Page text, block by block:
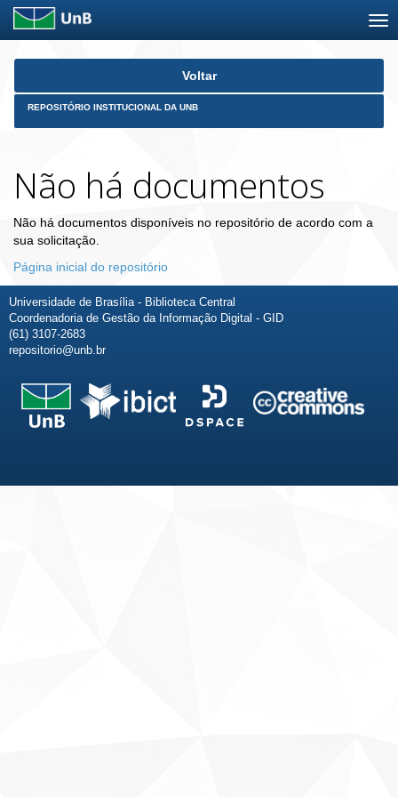
Skip
Voltar
REPOSITÓRIO INSTITUCIONAL DA UNB
Não há documentos
Não há documentos disponíveis no repositório de acordo com a
sua solicitação.
Página inicial do repositório
Universidade de Brasília - Biblioteca Central
Coordenadoria de Gestão da Informação Digital - GID
(61) 3107-2683
repositorio@unb.br